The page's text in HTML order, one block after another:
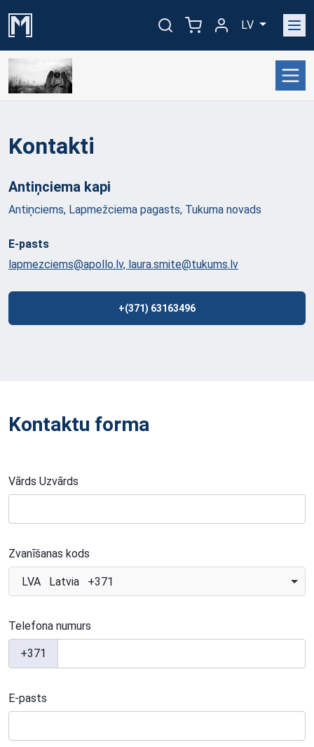
LV
Kontakti
Antiņciema kapi
Antiņciems, Lapmežciema pagasts, Tukuma novads
E-pasts
lapmezciems@apollo.lv, laura.smite@tukums.lv
+(371) 63163496
Kontaktu forma
Vārds Uzvārds
Zvanīšanas kods
LVA Latvia +371
Telefona numurs
+371
E-pasts